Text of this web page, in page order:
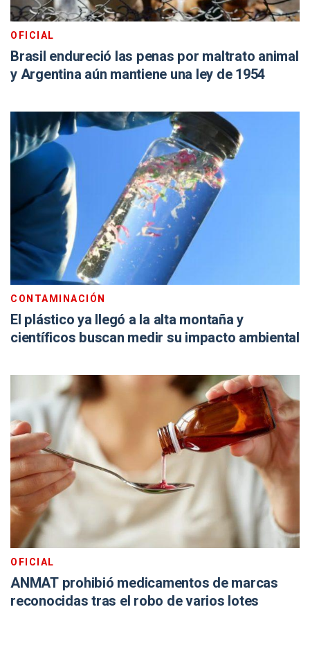
OFICIAL
Brasil endureció las penas por maltrato animal
y Argentina aún mantiene una ley de 1954
CONTAMINACIÓN
El plástico ya llegó a la alta montaña y
científicos buscan medir su impacto ambiental
OFICIAL
ANMAT prohibió medicamentos de marcas
reconocidas tras el robo de varios lotes